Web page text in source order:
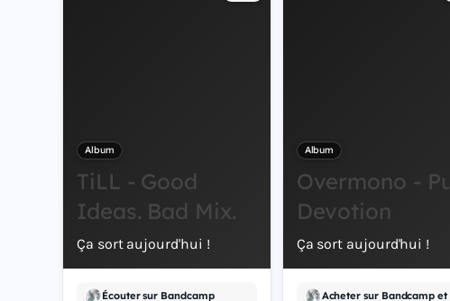
Album
TiLL - Good
Ideas. Bad Mix.
Ça sort aujourd'hui !
Écouter sur Bandcamp
Album
Overmono -
Devotion
Ça sort aujourd'hui !